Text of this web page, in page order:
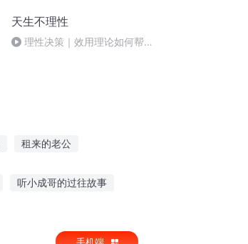
天生不理性
理性决策｜效用理论如何帮我
租来的老公
听小成哥的过往故事